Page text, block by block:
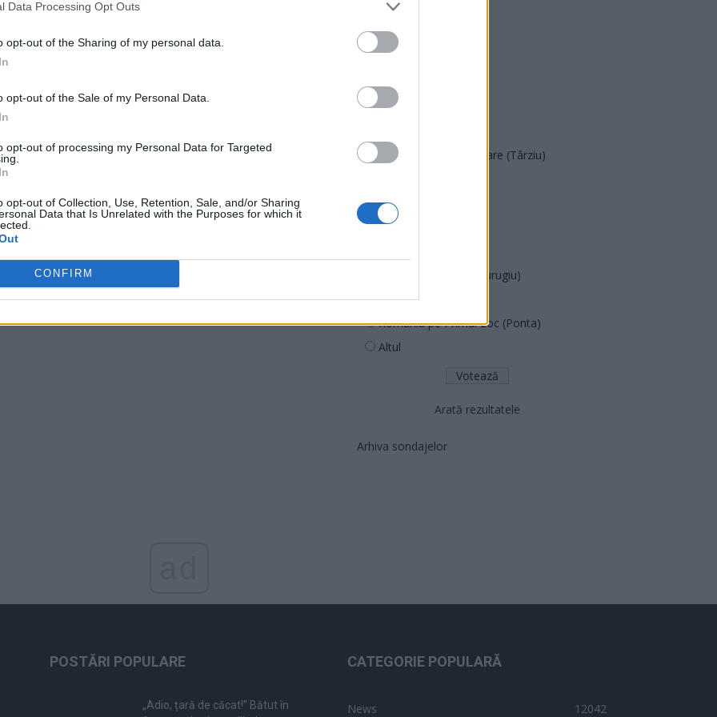
Data Processing Opt Outs
opt-out of the Sharing of my personal data.
opt-out of the Sale of my Personal Data.
opt-out of processing my Personal Data for Targeted
opt-out of Collection, Use, Retention, Sale, and/or Sharing
Data that Is Unrelated with the Purposes for which it
CONFIRM
7
PNȚMM
REPER
POT (Gavrilă)
Acțiunea Conservatoare (Târziu)
PUSL (D. Voiculescu)
PNȚCD (Pavelescu)
Partidul Patrioților (Surugiu)
FAR (Coarnă)
România pe Primul Loc (Ponta)
Altul
Arată rezultatele
Arhiva sondajelor
POSTĂRI POPULARE
„Adio, țară de căcat!” Bătut în
CATEGORIE POPULARĂ
News 12042